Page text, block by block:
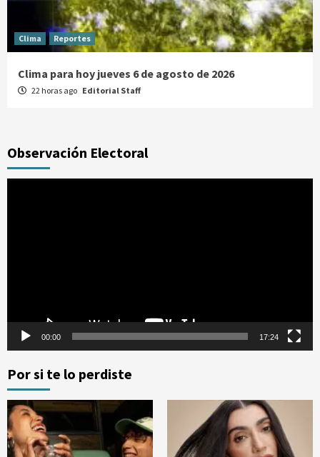
Clima Reportes
Clima para hoy jueves 6 de agosto de 2026
22 horas ago Editorial Staff
Observación Electoral
00:00 17:24
Por si te lo perdiste